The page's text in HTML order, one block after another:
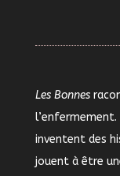
Les Bonnes
l’enfermement.
inventent des
jouent à être